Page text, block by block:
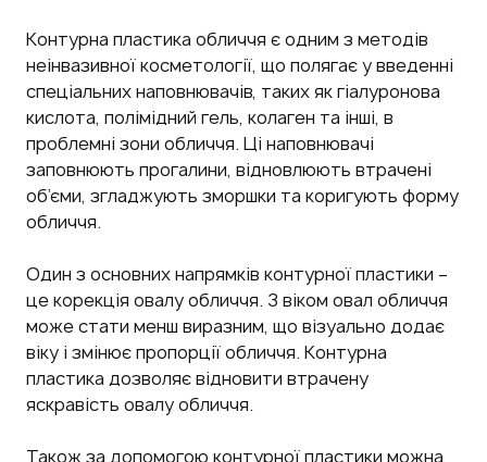
Контурна пластика обличчя є одним з методів
неінвазивної косметології, що полягає у введенні
спеціальних наповнювачів, таких як гіалуронова
кислота, полімідний гель, колаген та інші, в
проблемні зони обличчя. Ці наповнювачі
заповнюють прогалини, відновлюють втрачені
об’єми, згладжують зморшки та коригують форму
обличчя.
Один з основних напрямків контурної пластики –
це корекція овалу обличчя. З віком овал обличчя
може стати менш виразним, що візуально додає
віку і змінює пропорції обличчя. Контурна
пластика дозволяє відновити втрачену
яскравість овалу обличчя.
Також за допомогою контурної пластики можна